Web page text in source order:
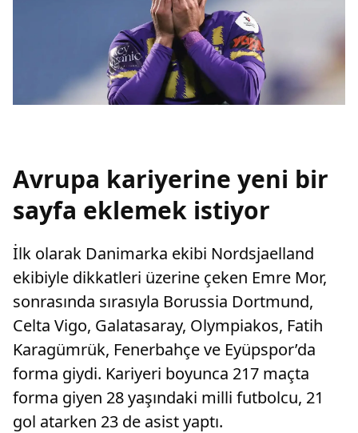
Avrupa kariyerine yeni bir
sayfa eklemek istiyor
İlk olarak Danimarka ekibi Nordsjaelland
ekibiyle dikkatleri üzerine çeken Emre Mor,
sonrasında sırasıyla Borussia Dortmund,
Celta Vigo, Galatasaray, Olympiakos, Fatih
Karagümrük, Fenerbahçe ve Eyüpspor’da
forma giydi. Kariyeri boyunca 217 maçta
forma giyen 28 yaşındaki milli futbolcu, 21
gol atarken 23 de asist yaptı.